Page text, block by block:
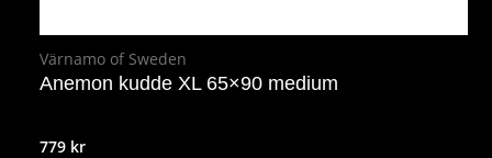
Värnamo of Sweden
Anemon kudde XL 65×90 medium
779 kr